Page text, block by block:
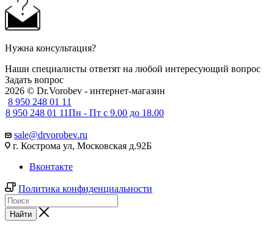
Нужна консультация?
Наши специалисты ответят на любой интересующий вопрос
Задать вопрос
2026 © Dr.Vorobev - интернет-магазин
8 950 248 01 11
8 950 248 01 11Пн - Пт с 9.00 до 18.00
sale@drvorobev.ru
г. Кострома ул, Московская д.92Б
Вконтакте
Политика конфиденциальности
Найти